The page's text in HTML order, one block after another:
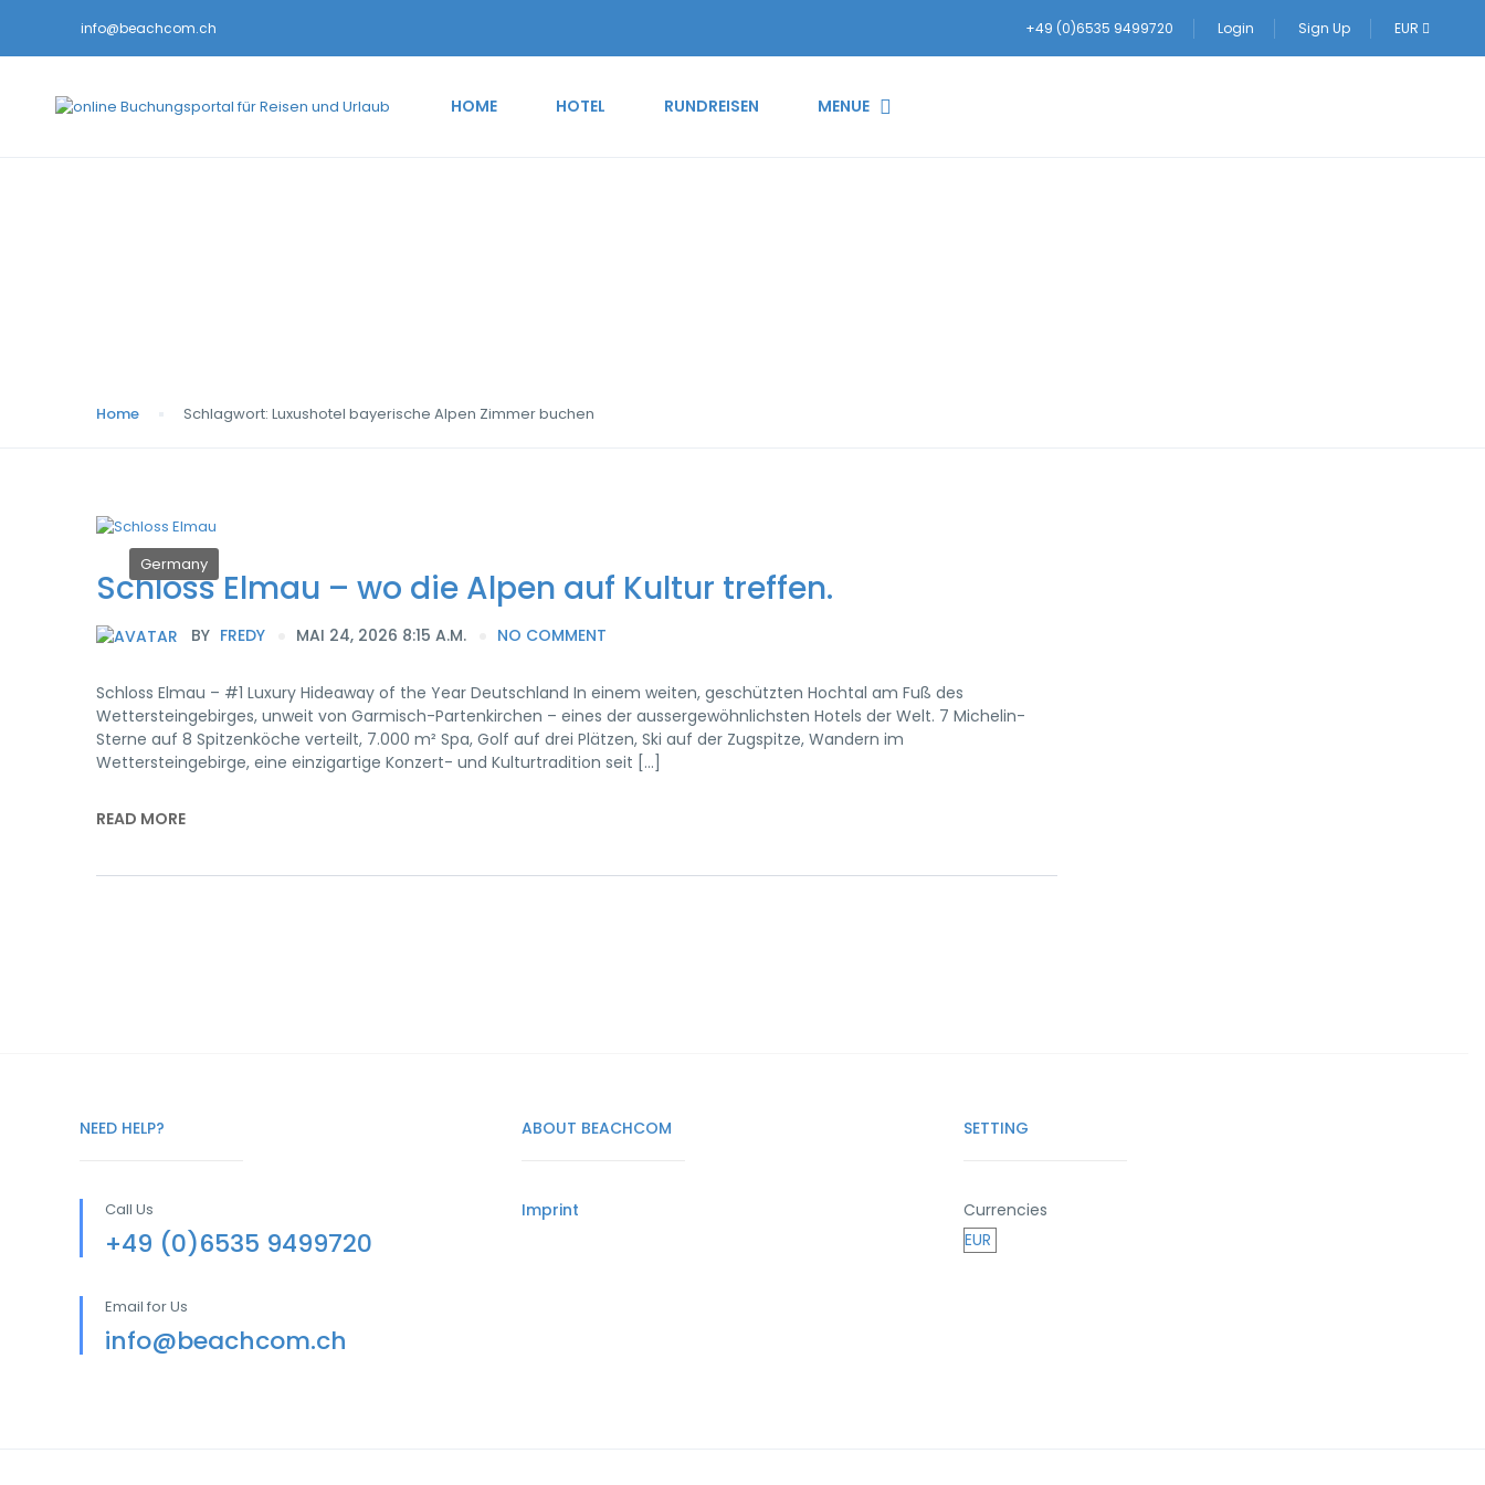
info@beachcom.ch +49 (0)6535 9499720 Login Sign Up EUR
HOME HOTEL RUNDREISEN MENUE
Home Schlagwort: Luxushotel bayerische Alpen Zimmer buchen
Germany
Schloss Elmau – wo die Alpen auf Kultur treffen.
BY FREDY MAI 24, 2026 8:15 A.M. NO COMMENT
Schloss Elmau – #1 Luxury Hideaway of the Year Deutschland In einem weiten, geschützten Hochtal am Fuß des
Wettersteingebirges, unweit von Garmisch-Partenkirchen – eines der aussergewöhnlichsten Hotels der Welt. 7 Michelin-
Sterne auf 8 Spitzenköche verteilt, 7.000 m² Spa, Golf auf drei Plätzen, Ski auf der Zugspitze, Wandern im
Wettersteingebirge, eine einzigartige Konzert- und Kulturtradition seit […]
READ MORE
NEED HELP?
Call Us
+49 (0)6535 9499720
Email for Us
info@beachcom.ch
ABOUT BEACHCOM
Imprint
SETTING
Currencies